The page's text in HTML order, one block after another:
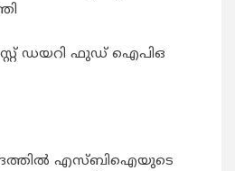
ഡയറി ഫുഡ് ഐപിഒ
എസ്ബിഐയുടെ